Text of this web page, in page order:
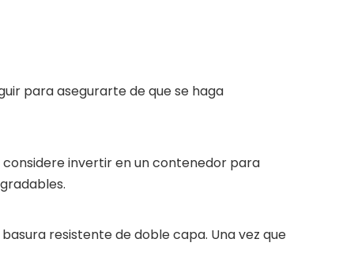
para asegurarte de que se haga
considere invertir en un contenedor para
resistente de doble capa. Una vez que